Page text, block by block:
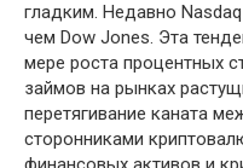
гладким. Недавно
чем Dow Jones. Эта
мере роста процентных
займов на рынках
перетягивание каната
сторонниками